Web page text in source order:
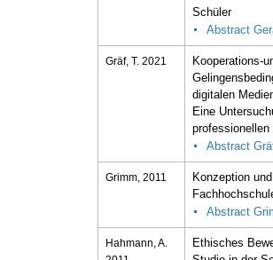
Schüler
Abstract
Gräf, T. 2021
Kooperations-
digitalen
Eine
Abstract
Grimm, 2011
Konzeption
Abstract
Hahmann, A.
Ethisches